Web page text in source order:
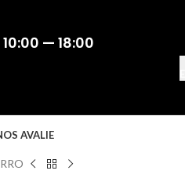
— 18:00
AVALIE